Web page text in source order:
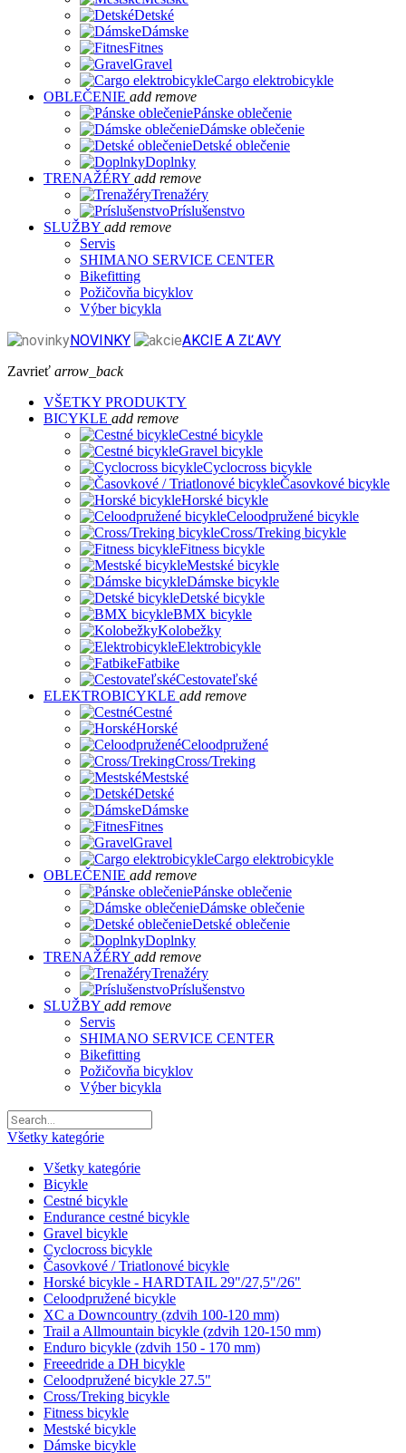
Detské
Dámske
Fitnes
Gravel
Cargo elektrobicykle
OBLEČENIE add remove
Pánske oblečenie
Dámske oblečenie
Detské oblečenie
Doplnky
TRENAŽÉRY add remove
Trenažéry
Príslušenstvo
SLUŽBY add remove
Servis
SHIMANO SERVICE CENTER
Bikefitting
Požičovňa bicyklov
Výber bicykla
NOVINKY AKCIE A ZĽAVY
Zavrieť arrow_back
VŠETKY PRODUKTY
BICYKLE add remove
Cestné bicykle
Gravel bicykle
Cyclocross bicykle
Časovkové bicykle
Horské bicykle
Celoodpružené bicykle
Cross/Treking bicykle
Fitness bicykle
Mestské bicykle
Dámske bicykle
Detské bicykle
BMX bicykle
Kolobežky
Elektrobicykle
Fatbike
Cestovateľské
ELEKTROBICYKLE add remove
Cestné
Horské
Celoodpružené
Cross/Treking
Mestské
Detské
Dámske
Fitnes
Gravel
Cargo elektrobicykle
OBLEČENIE add remove
Pánske oblečenie
Dámske oblečenie
Detské oblečenie
Doplnky
TRENAŽÉRY add remove
Trenažéry
Príslušenstvo
SLUŽBY add remove
Servis
SHIMANO SERVICE CENTER
Bikefitting
Požičovňa bicyklov
Výber bicykla
Všetky kategórie
Všetky kategórie
Bicykle
Cestné bicykle
Endurance cestné bicykle
Gravel bicykle
Cyclocross bicykle
Časovkové / Triatlonové bicykle
Horské bicykle - HARDTAIL 29"/27,5"/26"
Celoodpružené bicykle
XC a Downcountry (zdvih 100-120 mm)
Trail a Allmountain bicykle (zdvih 120-150 mm)
Enduro bicykle (zdvih 150 - 170 mm)
Freeedride a DH bicykle
Celoodpružené bicykle 27.5"
Cross/Treking bicykle
Fitness bicykle
Mestské bicykle
Dámske bicykle